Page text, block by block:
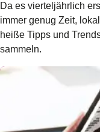
Da es vierteljährlich
immer genug Zeit,
heiße Tipps und
sammeln.